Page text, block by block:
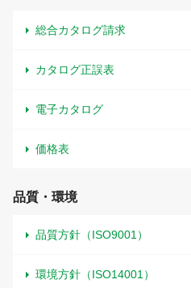
総合カタログ請求
カタログ正誤表
電子カタログ
価格表
品質・環境
品質方針（ISO9001）
環境方針（ISO14001）